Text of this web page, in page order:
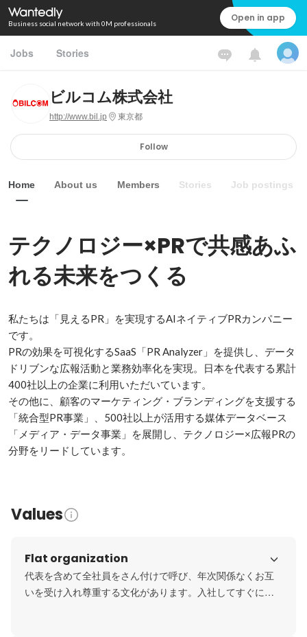
Business social network with 0M professionals Open in app
Jobs Stories
ビルコム株式会社
http://www.bil.jp 東京都
Follow
Home About us Members Stories Job postings
テクノロジー×PRで共感あふ
れる未来をつくる
私たちは「見えるPR」を実現するAIネイティブPRカンパニー
です。
PRの効果を可視化するSaaS「PR Analyzer」を提供し、データ
ドリブンな広報活動と業務効率化を実現。日本を代表する累計
400社以上の企業に利用いただいています。
その他に、顧客のマーケティング・ブランディングを支援する
「統合型PR事業」、500社以上が活用する媒体データベース
「メディア・データ事業」を展開し、テクノロジー×広報PRの
分野をリードしています。
Values
Flat organization
代表を含めて全社員をさん付けで呼び、年次関係なくお互
いを受け入れ尊重する文化があります。入社してすぐに意